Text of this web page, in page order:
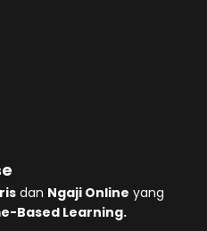
dan Ngaji Online yang
Based Learning.